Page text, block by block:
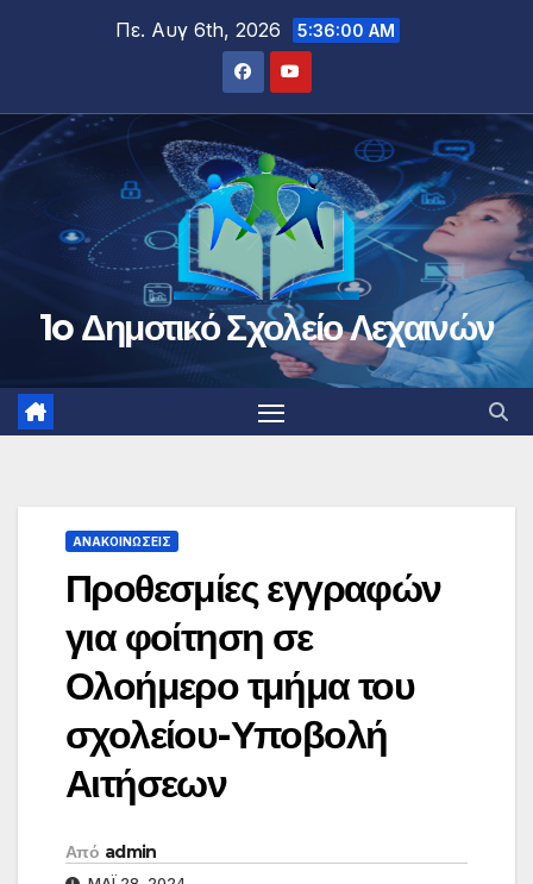
Πε. Αυγ 6th, 2026 5:36:01 AM
1o Δημοτικό Σχολείο Λεχαινών
ΑΝΑΚΟΙΝΏΣΕΙΣ
Προθεσμίες εγγραφών
για φοίτηση σε
Ολοήμερο τμήμα του
σχολείου-Υποβολή
Αιτήσεων
Από admin